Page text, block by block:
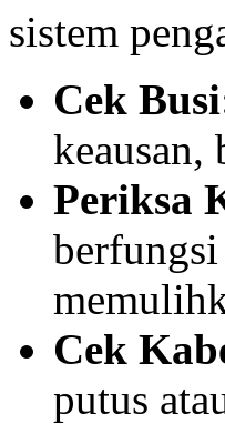
sistem
Cek
Periksa
Cek
putus